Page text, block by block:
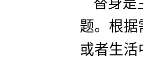
题。根据
或者生活